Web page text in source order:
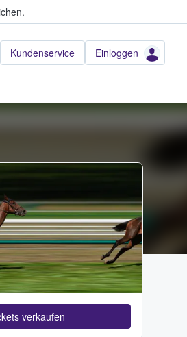
Kundenservice Einloggen
verkaufen